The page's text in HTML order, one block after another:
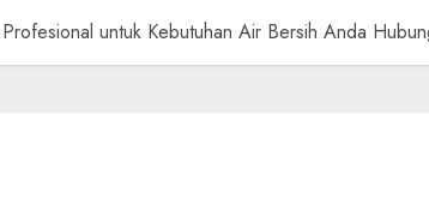
untuk Kebutuhan Air Bersih Anda